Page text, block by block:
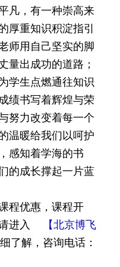
凡，有一种崇高来
厚重知识积淀指引
师用自己坚实的脚
量出成功的道路；
学生点燃通往知识
绩书写着辉煌与荣
努力改变着每一个
温暖给我们以呵护
感知着学海的书
的成长撑起一片蓝
程优惠，课程开
进入
【北京博飞
了解，咨询电话：